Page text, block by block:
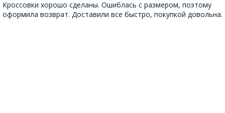
Кроссовки хорошо сделаны. Ошиблась с размером, поэтому
оформила возврат. Доставили все быстро, покупкой довольна.